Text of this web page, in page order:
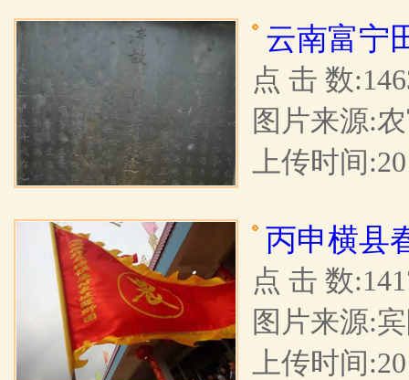
云南富宁
点 击 数
图片来源:
上传时间
丙申横县
点 击 数
图片来源:
上传时间